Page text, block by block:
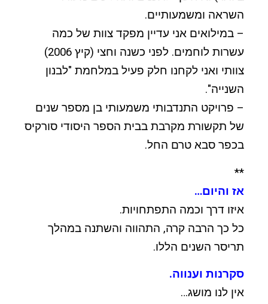
השראה ומשמעותיים.
– במילואים אני עדיין מפקד צוות של כמה
עשרות לוחמים. לפני כשנה וחצי (קיץ 2006)
צוותי ואני לקחנו חלק פעיל במלחמת "לבנון
השנייה".
– פרויקט התנדבותי משמעותי בן מספר שנים
של תקשורת מקרבת בבית הספר היסודי סורקיס
בכפר סבא טרם החל.
**
אז והיום…
איזו דרך וכמה התפתחויות.
כל כך הרבה קרה, התהווה והשתנה במהלך
תריסר השנים הללו.
סקרנות וענווה.
אין לנו מושג…